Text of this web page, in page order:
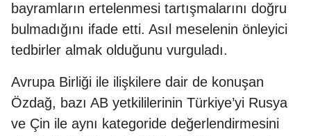
bayramların ertelenmesi tartışmalarını doğru
bulmadığını ifade etti. Asıl meselenin önleyici
tedbirler almak olduğunu vurguladı.
Avrupa Birliği ile ilişkilere dair de konuşan
Özdağ, bazı AB yetkililerinin Türkiye’yi Rusya
ve Çin ile aynı kategoride değerlendirmesini